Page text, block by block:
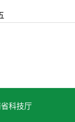
科技厅